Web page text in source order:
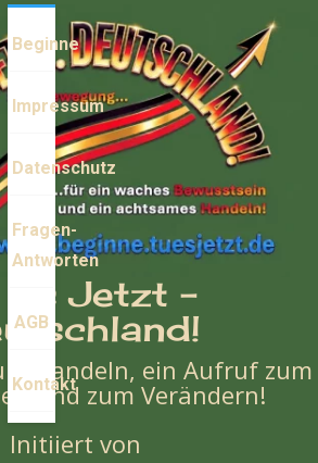
Beginne
Impressum
Datenschutz
Fragen-
Antworten
AGB
Kontakt
Es Jetzt -
Handeln, ein Aufruf zum
und zum Verändern!
Initiiert von